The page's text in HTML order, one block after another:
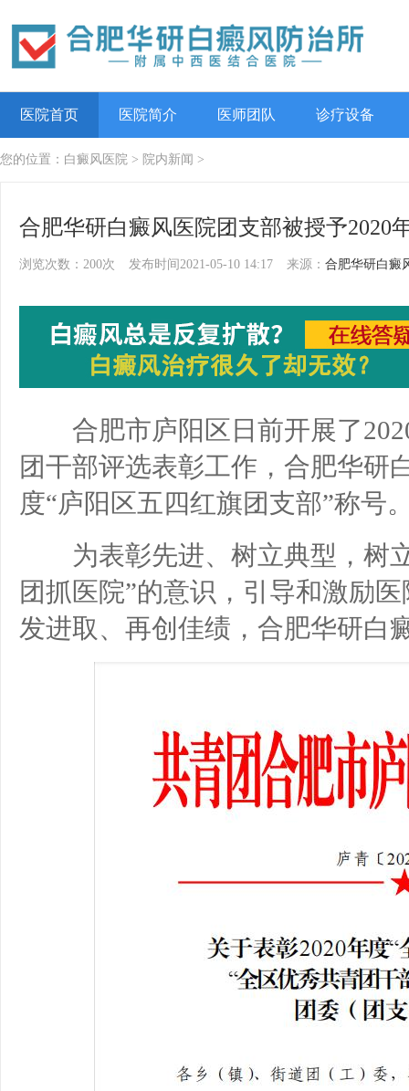
医院首页 医院简介 医师团队 诊疗设备
您的位置： 白癜风医院 > 院内新闻 >
合肥华研白癜风医院团支部被授予2020
浏览次数：200次 发布时间2021-05-10 14:17 来源： 合肥华研白癜
合肥市庐阳区日前开展了
团干部评选表彰工作，合肥华研
度“庐阳区五四红旗团支部”称号
为表彰先进、树立典型，树
团抓医院”的意识，引导和激励
发进取、再创佳绩，合肥华研白